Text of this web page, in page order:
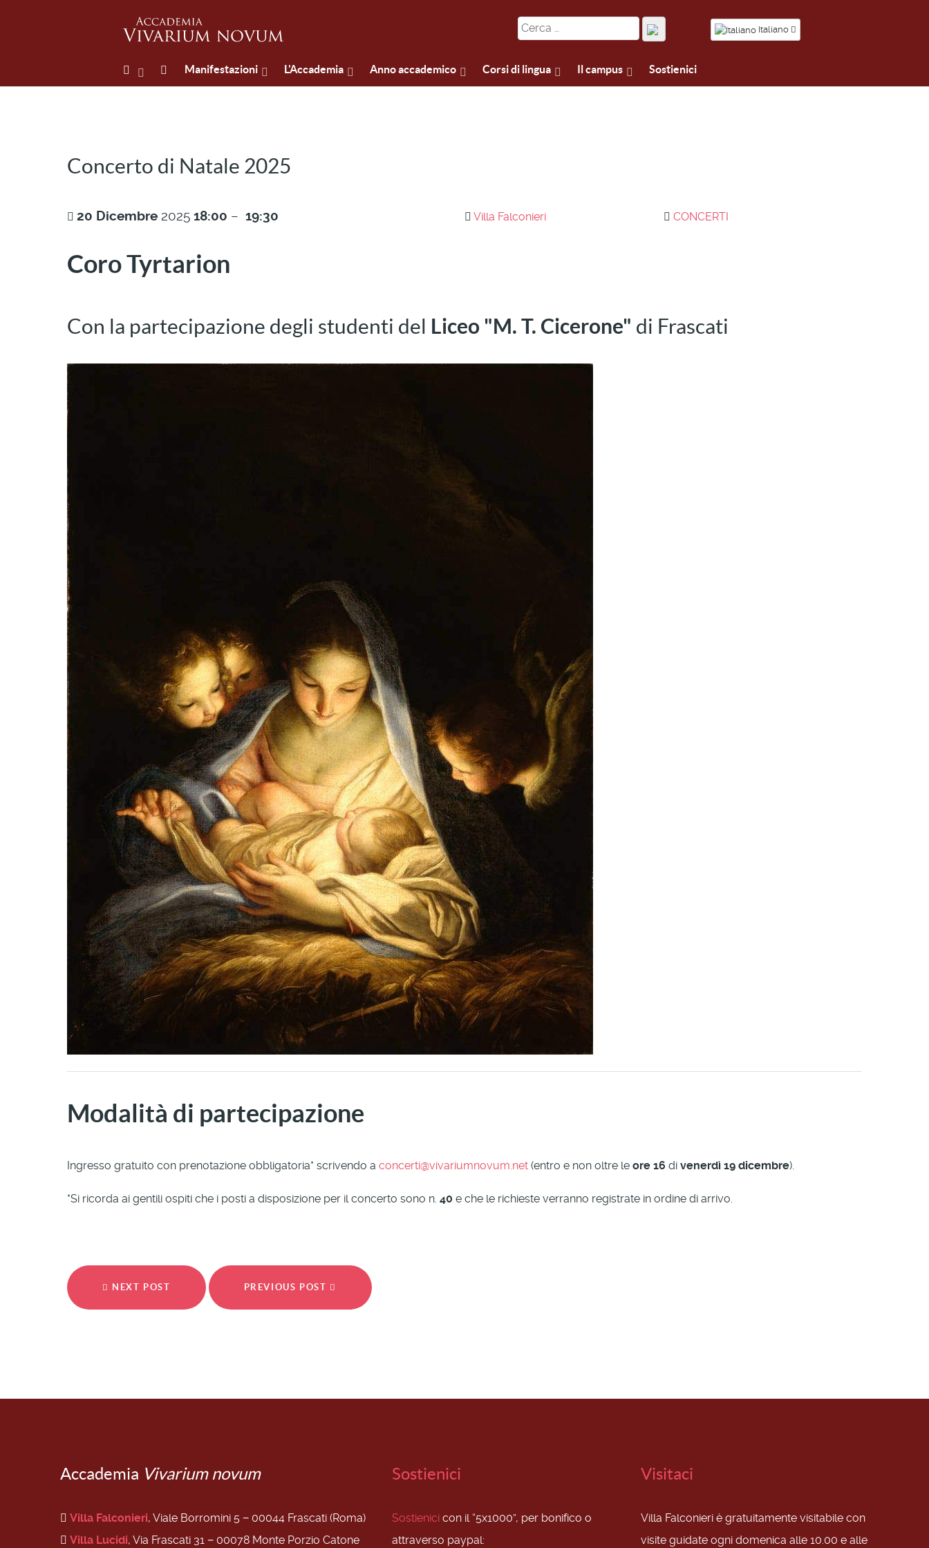
Italiano
Manifestazioni L'Accademia Anno accademico Corsi di lingua Il campus Sostienici
Concerto di Natale 2025
20 Dicembre 2025 18:00 – 19:30 Villa Falconieri CONCERTI
Coro Tyrtarion
Con la partecipazione degli studenti del Liceo "M. T. Cicerone" di Frascati
Modalità di partecipazione
Ingresso gratuito con prenotazione obbligatoria* scrivendo a concerti@vivariumnovum.net (entro e non oltre le ore 16 di venerdì 19 dicembre).
*Si ricorda ai gentili ospiti che i posti a disposizione per il concerto sono n. 40 e che le richieste verranno registrate in ordine di arrivo.
NEXT POST PREVIOUS POST
Accademia Vivarium novum
Villa Falconieri, Viale Borromini 5 − 00044 Frascati (Roma)
Villa Lucidi, Via Frascati 31 − 00078 Monte Porzio Catone
Sostienici
Sostienici con il “5x1000”, per bonifico o
attraverso paypal:
Visitaci
Villa Falconieri è gratuitamente visitabile con
visite guidate ogni domenica alle 10.00 e alle